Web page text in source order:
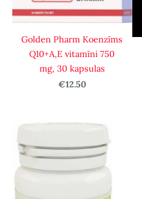
Golden Pharm Koenzīms
Q10+A,E vitamīni 750
mg, 30 kapsulas
€12.50